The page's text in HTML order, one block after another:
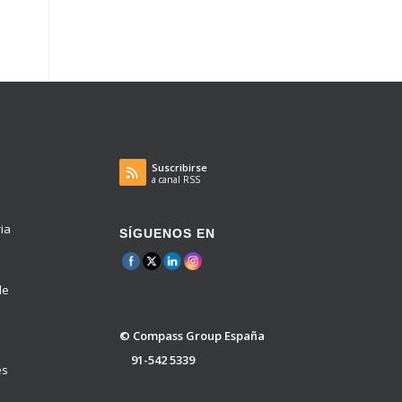
Suscribirse
a canal RSS
SÍGUENOS EN
© Compass Group España
91-542 5339